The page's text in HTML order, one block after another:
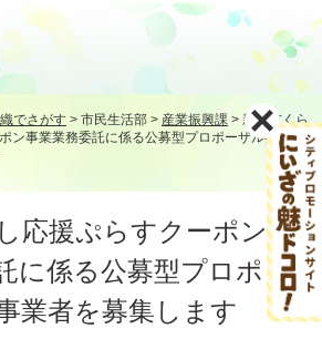
でさがす > 市民生活部 > 産業振興課 > 新座市くら
ン事業業務委託に係る公募型プロポーザル参加事
応援ぷらすクーポン
に係る公募型プロポ
業者を募集します